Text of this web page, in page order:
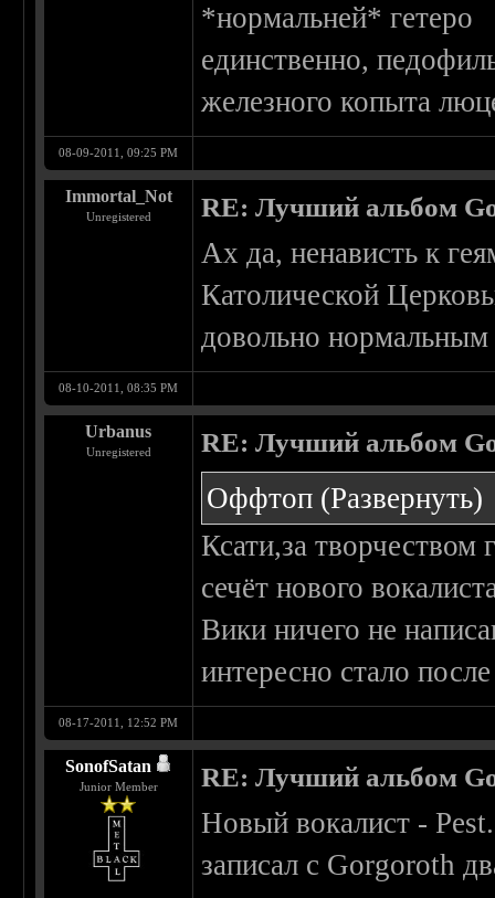
*нормальней* гетеро
единственно,
железного копыта
08-09-2011, 09:25 PM
Immortal_Not
Unregistered RE: Лучший альбом
Ах да, ненависть к
Католической
довольно нормальным
08-10-2011, 08:35 PM
Urbanus
Unregistered RE: Лучший альбом
Оффтоп (Развернуть)
Ксати,за творчеством
сечёт нового
Вики ничего не
интересно стало
08-17-2011, 12:52 PM
SonofSatan
Junior Member RE: Лучший альбом
Новый вокалист -
записал с Gorgoroth